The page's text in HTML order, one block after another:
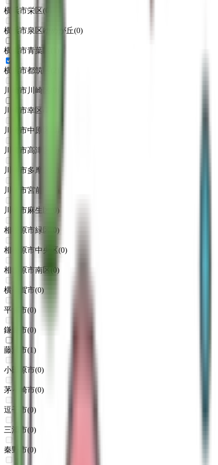
横浜市栄区(0
横浜市泉区ゆめが丘(0)
横浜市青葉区
横浜市都筑区
川崎市川崎区
川崎市幸区
川崎市中原区
川崎市高津区
川崎市多摩区
川崎市宮前区
川崎市麻生区 )
相模原市緑区 0)
相模原市中央区(0)
相模原市南区 (0)
横須賀市(0)
平塚市(0)
鎌倉市(0)
藤沢市(1)
小田原市(0)
茅ヶ崎市(0)
逗子市(0)
三浦市(0)
秦野市(0)